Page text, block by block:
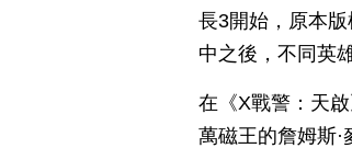
長3開始，原本
中之後，不同英
在《X戰警：天
萬磁王的詹姆斯